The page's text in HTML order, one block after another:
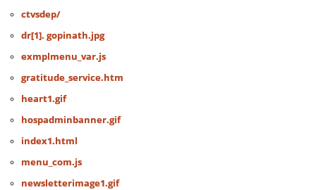
ctvsdep/
dr[1]. gopinath.jpg
exmplmenu_var.js
gratitude_service.htm
heart1.gif
hospadminbanner.gif
index1.html
menu_com.js
newsletterimage1.gif